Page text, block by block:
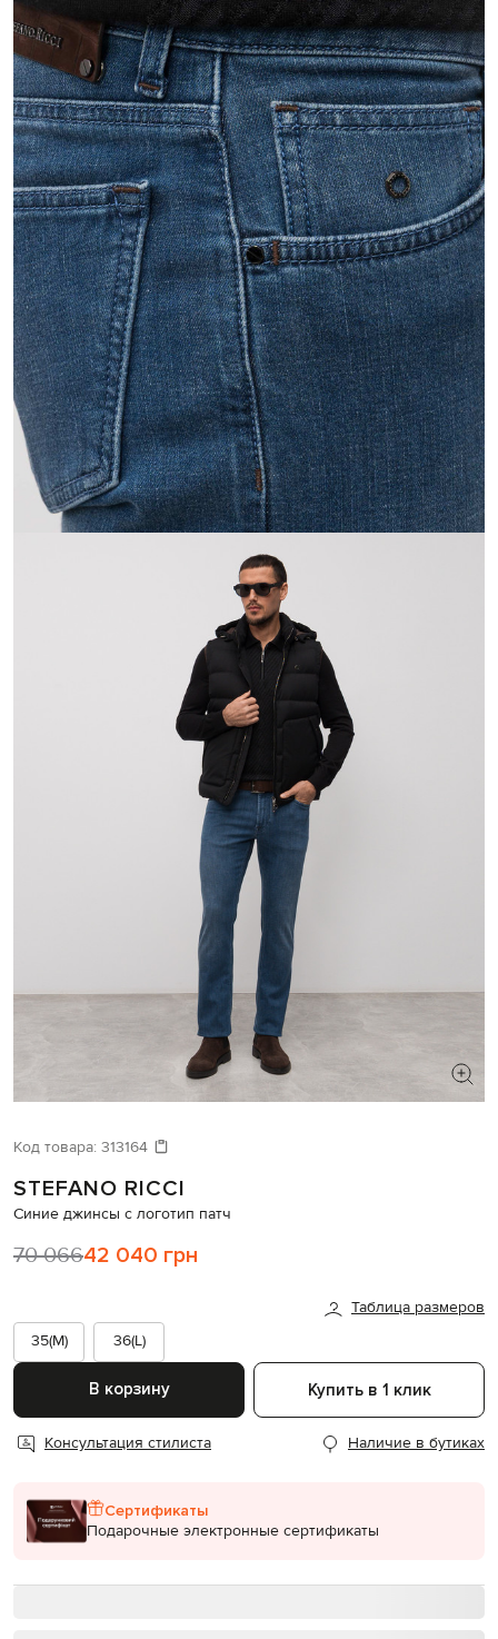
Давайте подберем что-то еще
Код товара: 313164
STEFANO RICCI
Синие джинсы с логотип патч
70 06642 040 грн
Таблица размеров
35(M)
36(L)
В корзину Купить в 1 клик
Консультация стилиста Наличие в бутиках
Сертификаты
Подарочные электронные сертификаты